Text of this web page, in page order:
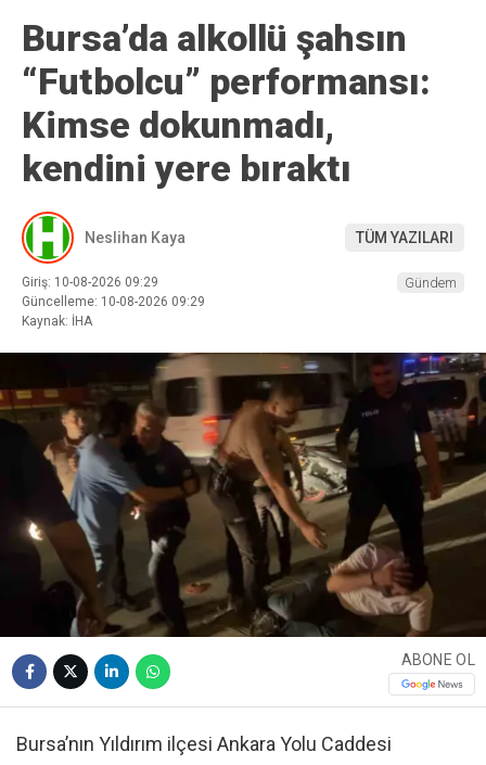
Bursa’da alkollü şahsın
“Futbolcu” performansı:
Kimse dokunmadı,
kendini yere bıraktı
Neslihan Kaya TÜM YAZILARI
Giriş: 10-08-2026 09:29
Güncelleme: 10-08-2026 09:29
Kaynak: İHA
Gündem
ABONE OL
Bursa’nın Yıldırım ilçesi Ankara Yolu Caddesi